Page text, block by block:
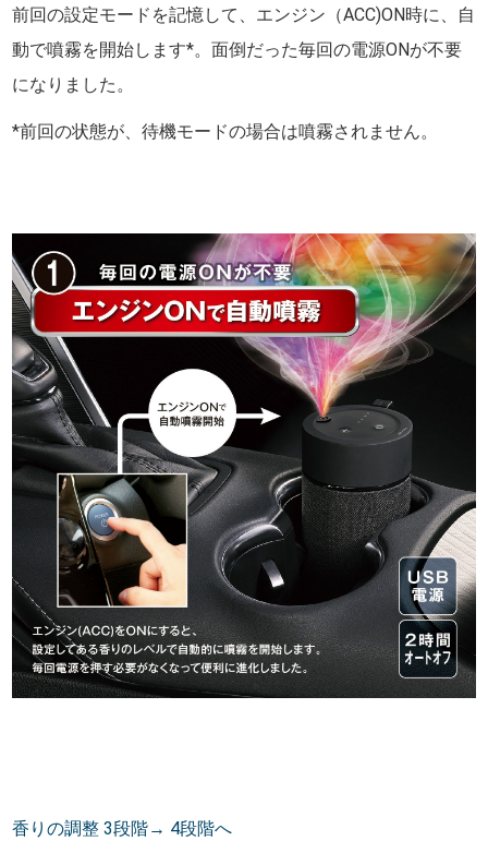
前回の設定モードを記憶して、エンジン（ACC)ON時に、自
動で噴霧を開始します*。面倒だった毎回の電源ONが不要
になりました。
*前回の状態が、待機モードの場合は噴霧されません。
香りの調整 3段階→ 4段階へ